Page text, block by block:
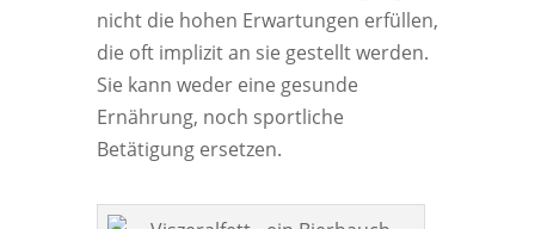
nicht die hohen Erwartungen erfüllen,
die oft implizit an sie gestellt werden.
Sie kann weder eine gesunde
Ernährung, noch sportliche
Betätigung ersetzen.